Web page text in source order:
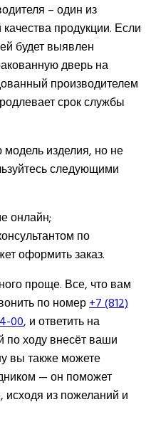
– один из
продукции. Если
будет выявлен
дверь на
производителем
срок службы
изделия, но не
следующими
онлайн;
по
оформить заказ.
проще. Все, что вам
по номер+7 (812)
00, и ответить на
по ходу внесёт ваши
вы также можете
— он поможет
исходя из пожеланий и